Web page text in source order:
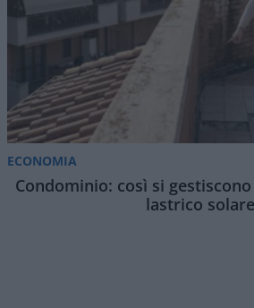
ECONOMIA
Condominio: così si
lastrico solare